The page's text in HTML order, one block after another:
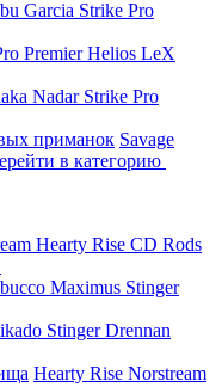
Garcia Strike Pro
PremierHelios LeX
Nadar Strike Pro
приманок Savage
в категорию
Hearty Rise CD Rods
Maximus Stinger
StingerDrennan
Hearty Rise Norstream